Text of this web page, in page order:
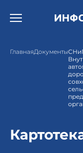
Открыть бургер
ГлавнаяДокументы